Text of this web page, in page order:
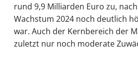
rund 9,9 Milliarden Euro zu,
Wachstum 2024 noch deutlich
war. Auch der Kernbereich der
zuletzt nur noch moderate